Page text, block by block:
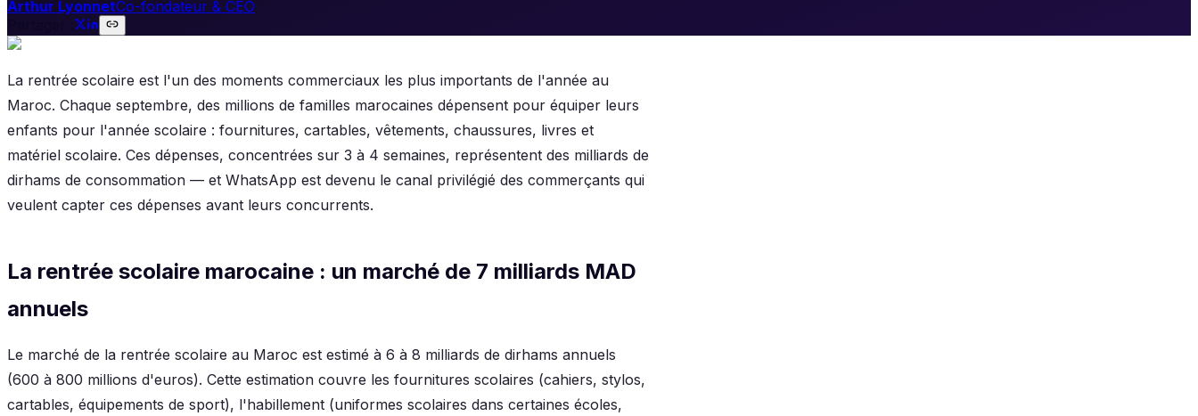
Arthur LyonnetCo-fondateur & CEO
La rentrée scolaire est l'un des moments commerciaux les plus importants de l'année au
Maroc. Chaque septembre, des millions de familles marocaines dépensent pour équiper leurs
enfants pour l'année scolaire : fournitures, cartables, vêtements, chaussures, livres et
matériel scolaire. Ces dépenses, concentrées sur 3 à 4 semaines, représentent des milliards de
dirhams de consommation — et WhatsApp est devenu le canal privilégié des commerçants qui
veulent capter ces dépenses avant leurs concurrents.
La rentrée scolaire marocaine : un marché de 7 milliards MAD
annuels
Le marché de la rentrée scolaire au Maroc est estimé à 6 à 8 milliards de dirhams annuels
(600 à 800 millions d'euros). Cette estimation couvre les fournitures scolaires (cahiers, stylos,
cartables, équipements de sport), l'habillement (uniformes scolaires dans certaines écoles,